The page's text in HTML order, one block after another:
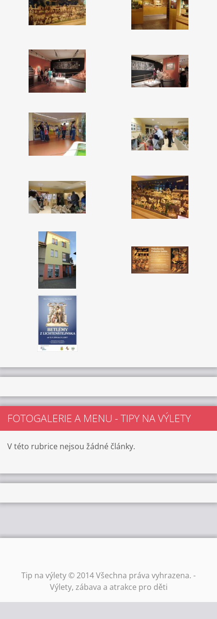
FOTOGALERIE A MENU - TIPY NA VÝLETY
V této rubrice nejsou žádné články.
Tip na výlety © 2014 Všechna práva vyhrazena. -
Výlety, zábava a atrakce pro děti